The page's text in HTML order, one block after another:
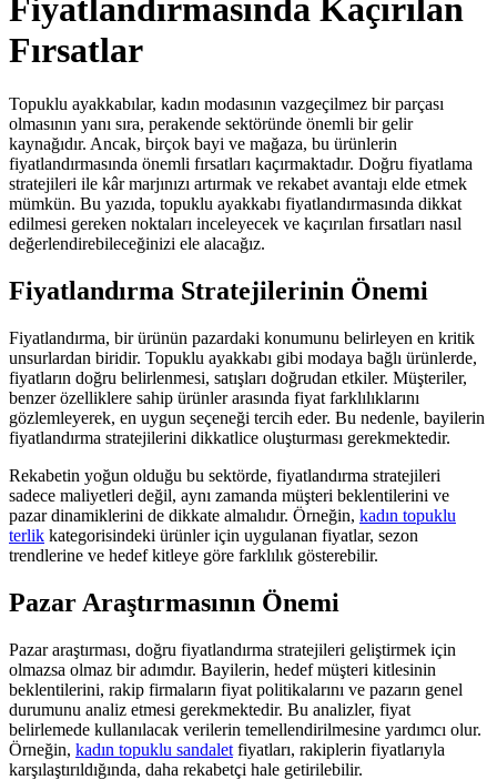
Fiyatlandırmasında Kaçırılan
Fırsatlar
Topuklu ayakkabılar, kadın modasının vazgeçilmez bir parçası
olmasının yanı sıra, perakende sektöründe önemli bir gelir
kaynağıdır. Ancak, birçok bayi ve mağaza, bu ürünlerin
fiyatlandırmasında önemli fırsatları kaçırmaktadır. Doğru fiyatlama
stratejileri ile kâr marjınızı artırmak ve rekabet avantajı elde etmek
mümkün. Bu yazıda, topuklu ayakkabı fiyatlandırmasında dikkat
edilmesi gereken noktaları inceleyecek ve kaçırılan fırsatları nasıl
değerlendirebileceğinizi ele alacağız.
Fiyatlandırma Stratejilerinin Önemi
Fiyatlandırma, bir ürünün pazardaki konumunu belirleyen en kritik
unsurlardan biridir. Topuklu ayakkabı gibi modaya bağlı ürünlerde,
fiyatların doğru belirlenmesi, satışları doğrudan etkiler. Müşteriler,
benzer özelliklere sahip ürünler arasında fiyat farklılıklarını
gözlemleyerek, en uygun seçeneği tercih eder. Bu nedenle, bayilerin
fiyatlandırma stratejilerini dikkatlice oluşturması gerekmektedir.
Rekabetin yoğun olduğu bu sektörde, fiyatlandırma stratejileri
sadece maliyetleri değil, aynı zamanda müşteri beklentilerini ve
pazar dinamiklerini de dikkate almalıdır. Örneğin, kadın topuklu
terlik kategorisindeki ürünler için uygulanan fiyatlar, sezon
trendlerine ve hedef kitleye göre farklılık gösterebilir.
Pazar Araştırmasının Önemi
Pazar araştırması, doğru fiyatlandırma stratejileri geliştirmek için
olmazsa olmaz bir adımdır. Bayilerin, hedef müşteri kitlesinin
beklentilerini, rakip firmaların fiyat politikalarını ve pazarın genel
durumunu analiz etmesi gerekmektedir. Bu analizler, fiyat
belirlemede kullanılacak verilerin temellendirilmesine yardımcı olur.
Örneğin, kadın topuklu sandalet fiyatları, rakiplerin fiyatlarıyla
karşılaştırıldığında, daha rekabetçi hale getirilebilir.